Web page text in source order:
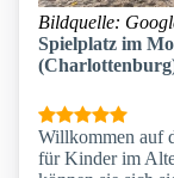
Bildquelle:
Spielplatz im
Willkommen auf
für Kinder im